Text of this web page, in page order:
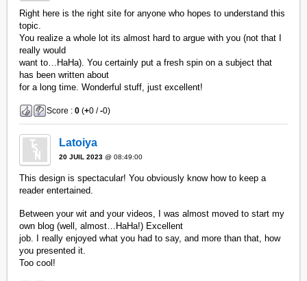
Right here is the right site for anyone who hopes to understand this
topic.
You realize a whole lot its almost hard to argue with you (not that I
really would
want to…HaHa). You certainly put a fresh spin on a subject that
has been written about
for a long time. Wonderful stuff, just excellent!
Score :0 (+0 /-0)
Latoiya
20 JUIL 2023 @ 08:49:00
This design is spectacular! You obviously know how to keep a
reader entertained.
Between your wit and your videos, I was almost moved to start my
own blog (well, almost…HaHa!) Excellent
job. I really enjoyed what you had to say, and more than that, how
you presented it.
Too cool!